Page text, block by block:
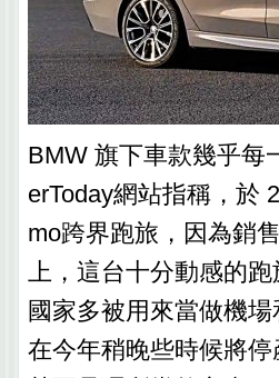
BMW 旗下車款幾乎每
erToday網站指稱，於
mo跨界跑旅，因為銷
上，這台十分動感的
國家多被用來當做機
在今年稍晚些時候將